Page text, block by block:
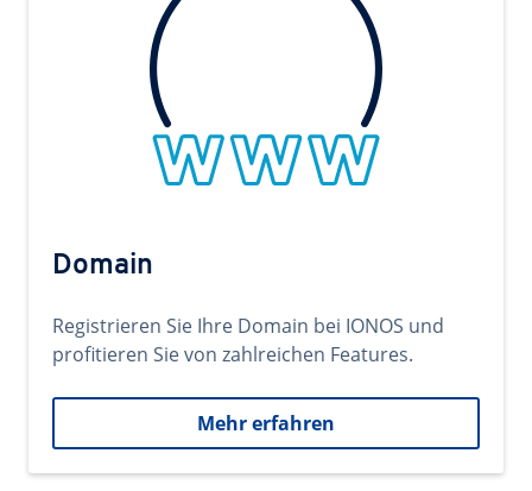
Domain
Registrieren Sie Ihre Domain bei IONOS und
profitieren Sie von zahlreichen Features.
Mehr erfahren